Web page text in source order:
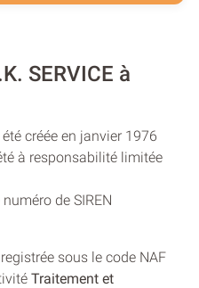
SERVICE à
été créée en janvier 1976
à responsabilité limitée
de SIREN
sous le code NAF
Traitement et